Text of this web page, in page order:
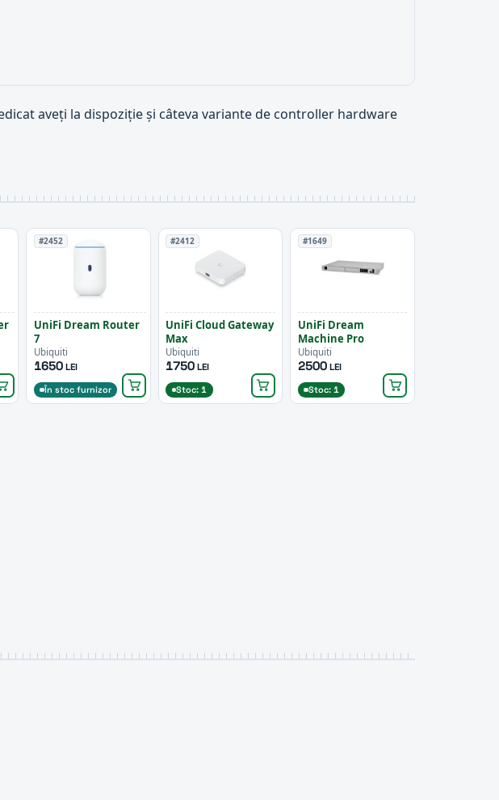
aveți la dispoziție și câteva variante de controller hardware
#2452
UniFi Dream Router
7
Ubiquiti
1650LEI
În stoc furnizor
#2412
UniFi Cloud Gateway
Max
Ubiquiti
1750 LEI
Stoc: 1
#1649
UniFi Dream
Machine Pro
Ubiquiti
2500LEI
Stoc: 1